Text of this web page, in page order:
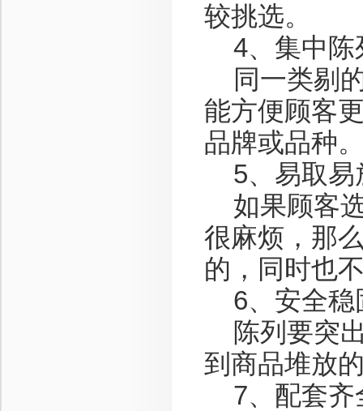
较挑选。
4、集中陈
同一类剔
能方便顾客
品牌或品种
5、易取易
如果顾客
很麻烦，那
的，同时也
6、安全稳
陈列要突
到商品堆放
7、配套齐